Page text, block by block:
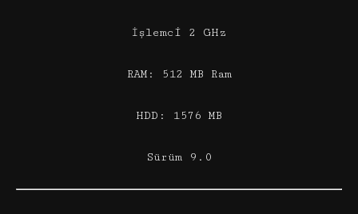
İşlemci 2 GHz
RAM: 512 MB Ram
HDD: 1576 MB
Sürüm 9.0